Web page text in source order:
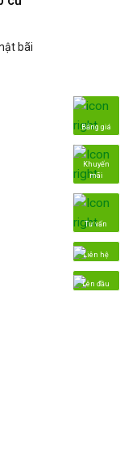
bãi
Bảng giá
Khuyến
mãi
Tư vấn
Liên hệ
Lên đầu